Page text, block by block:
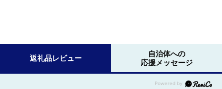
返礼品レビュー
自治体への
応援メッセージ